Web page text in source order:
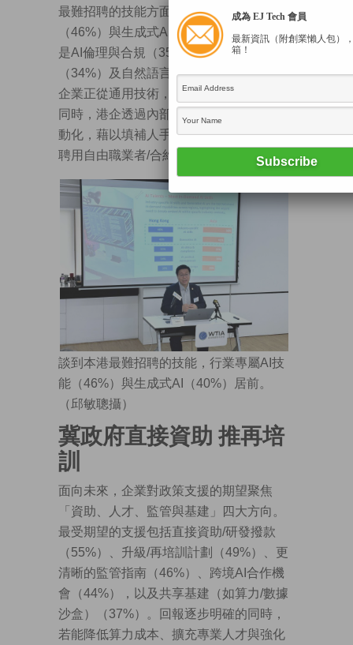
最難招聘的技能方面，行業專屬AI技能
（46%）與生成式AI（40%）居前，其次
是AI倫理與合規（35%）、AI產品管理
（34%）及自然語言處理（28%），顯示
企業正從通用技術，走向行業深度融合。
同時，港企透過內部培訓及使用AI工具自
動化，藉以填補人手不足，並配合外判及
聘用自由職業者/合約專才，以提升彈性。
談到本港最難招聘的技能，行業專屬AI技
能（46%）與生成式AI（40%）居前。
（邱敏聰攝）
冀政府直接資助 推再培
訓
面向未來，企業對政策支援的期望聚焦
「資助、人才、監管與基建」四大方向。
最受期望的支援包括直接資助/研發撥款
（55%）、升級/再培訓計劃（49%）、更
清晰的監管指南（46%）、跨境AI合作機
會（44%），以及共享基建（如算力/數據
沙盒）（37%）。回報逐步明確的同時，
若能降低算力成本、擴充專業人才與強化
成為 EJ Tech 會員
最新資訊（附創業懶人包）
箱！